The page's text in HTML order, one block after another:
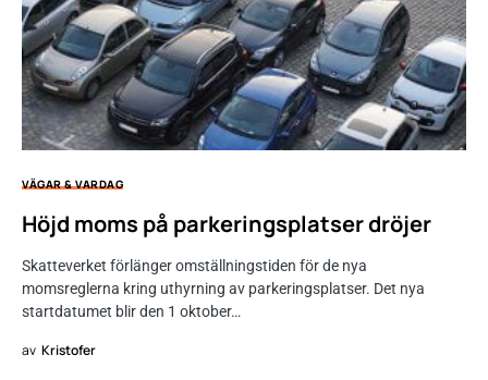
VÄGAR & VARDAG
Höjd moms på parkeringsplatser dröjer
Skatteverket förlänger omställningstiden för de nya
momsreglerna kring uthyrning av parkeringsplatser. Det nya
startdatumet blir den 1 oktober…
av Kristofer